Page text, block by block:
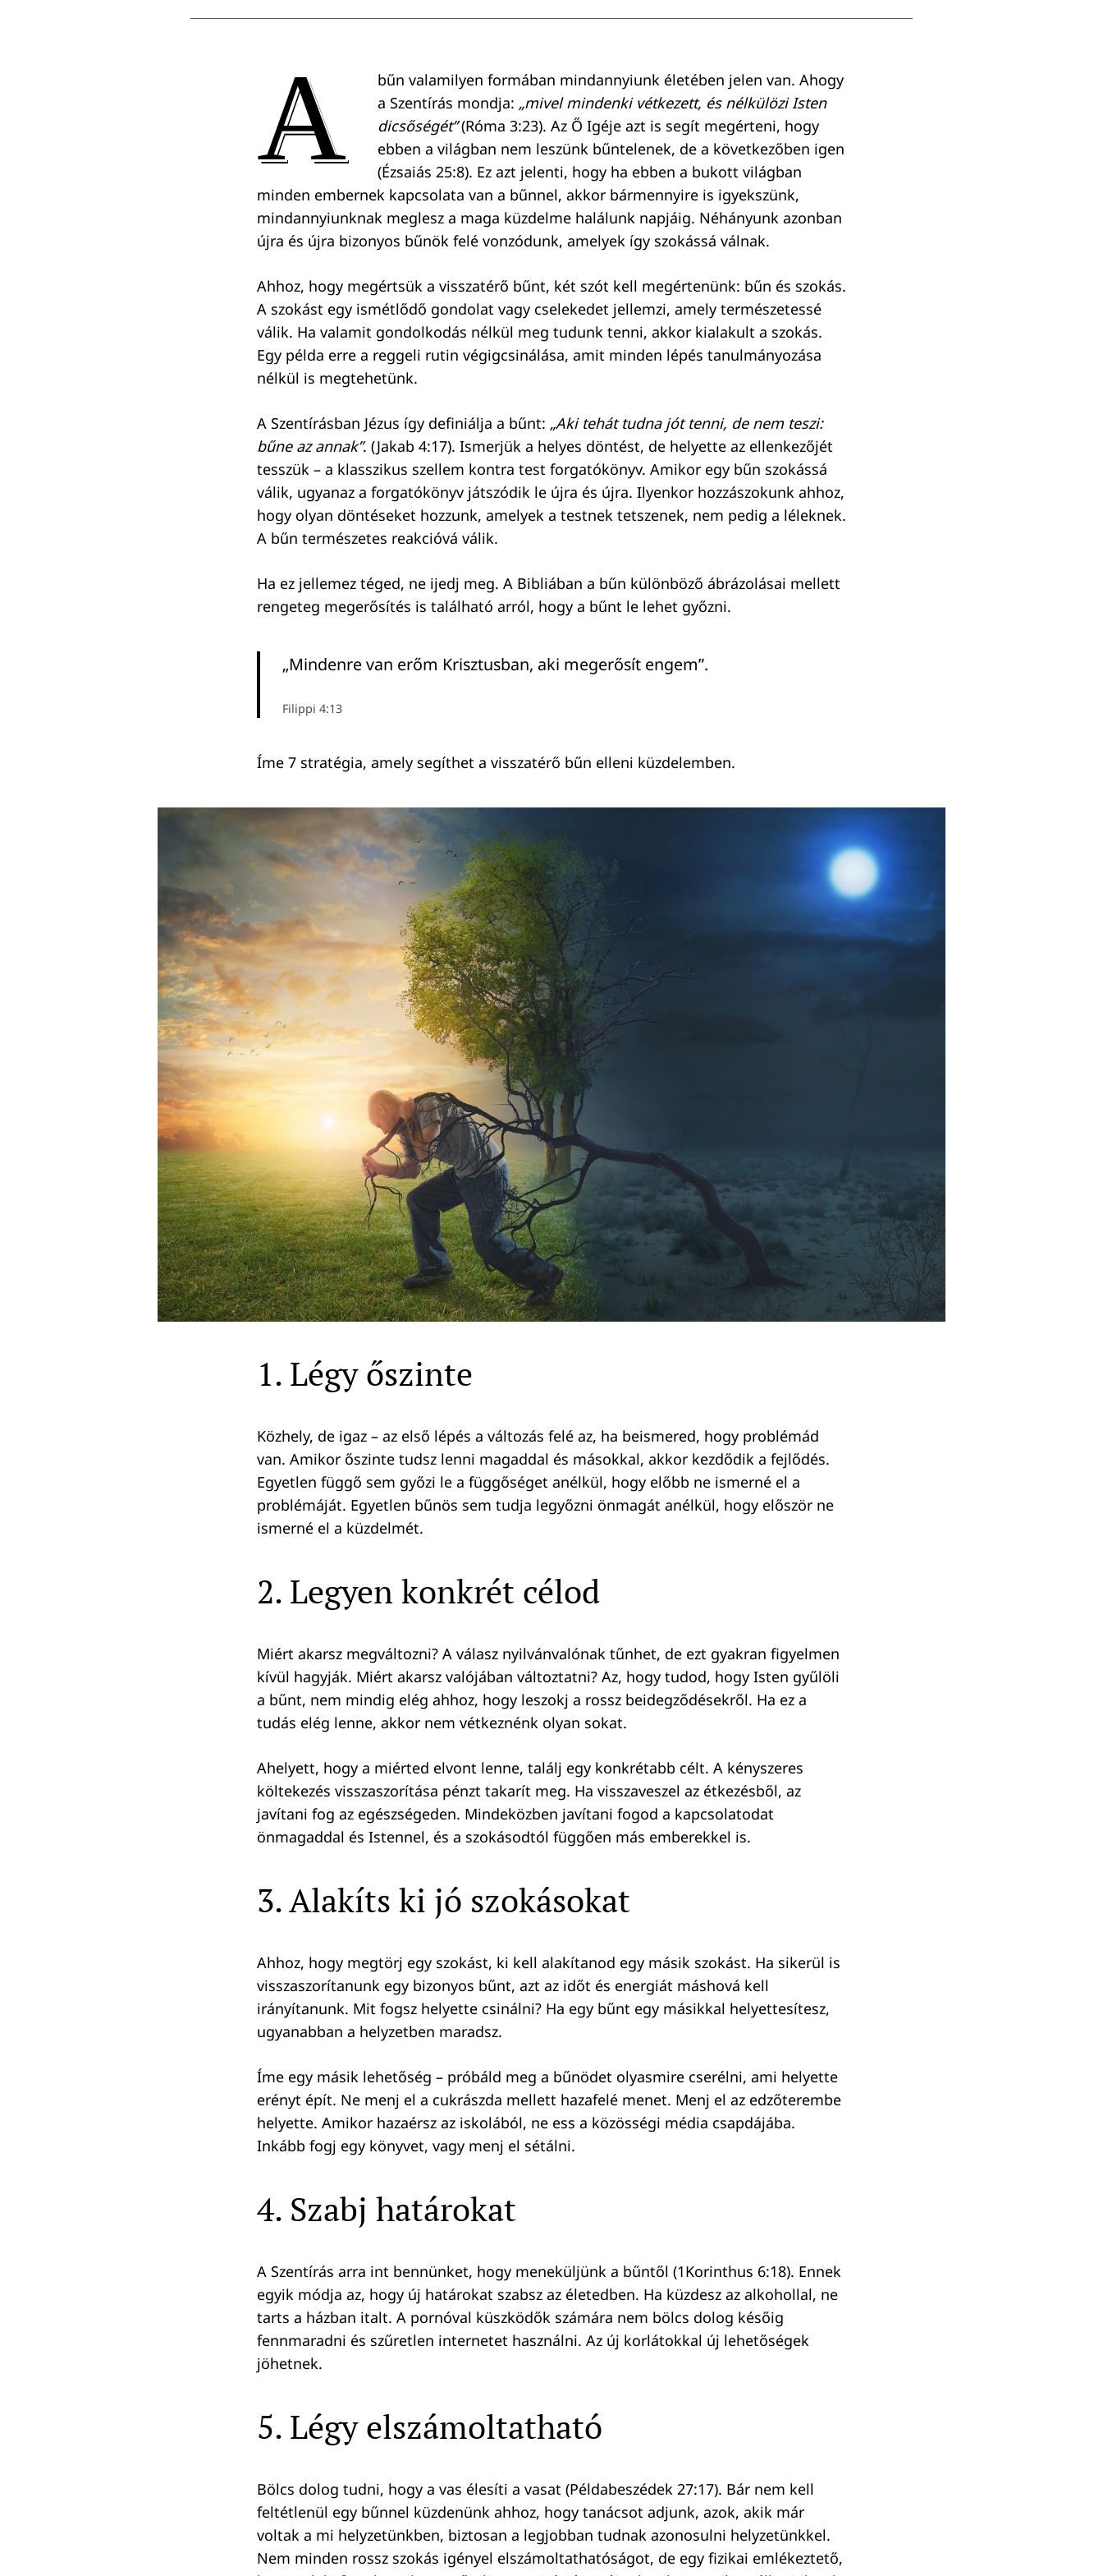
A
bűn valamilyen formában mindannyiunk életében jelen van. Ahogy
a Szentírás mondja: „mivel mindenki vétkezett, és nélkülözi Isten
dicsőségét”(Róma 3:23). Az Ő Igéje azt is segít megérteni, hogy
ebben a világban nem leszünk bűntelenek, de a következőben igen
(Ézsaiás 25:8). Ez azt jelenti, hogy ha ebben a bukott világban
minden embernek kapcsolata van a bűnnel, akkor bármennyire is igyekszünk,
mindannyiunknak meglesz a maga küzdelme halálunk napjáig. Néhányunk azonban
újra és újra bizonyos bűnök felé vonzódunk, amelyek így szokássá válnak.
Ahhoz, hogy megértsük a visszatérő bűnt, két szót kell megértenünk: bűn és szokás.
A szokást egy ismétlődő gondolat vagy cselekedet jellemzi, amely természetessé
válik. Ha valamit gondolkodás nélkül meg tudunk tenni, akkor kialakult a szokás.
Egy példa erre a reggeli rutin végigcsinálása, amit minden lépés tanulmányozása
nélkül is megtehetünk.
A Szentírásban Jézus így definiálja a bűnt: „Aki tehát tudna jót tenni, de nem teszi:
bűne az annak”. (Jakab 4:17). Ismerjük a helyes döntést, de helyette az ellenkezőjét
tesszük – a klasszikus szellem kontra test forgatókönyv. Amikor egy bűn szokássá
válik, ugyanaz a forgatókönyv játszódik le újra és újra. Ilyenkor hozzászokunk ahhoz,
hogy olyan döntéseket hozzunk, amelyek a testnek tetszenek, nem pedig a léleknek.
A bűn természetes reakcióvá válik.
Ha ez jellemez téged, ne ijedj meg. A Bibliában a bűn különböző ábrázolásai mellett
rengeteg megerősítés is található arról, hogy a bűnt le lehet győzni.
„Mindenre van erőm Krisztusban, aki megerősít engem”.
Filippi 4:13
Íme 7 stratégia, amely segíthet a visszatérő bűn elleni küzdelemben.
1. Légy őszinte
Közhely, de igaz – az első lépés a változás felé az, ha beismered, hogy problémád
van. Amikor őszinte tudsz lenni magaddal és másokkal, akkor kezdődik a fejlődés.
Egyetlen függő sem győzi le a függőséget anélkül, hogy előbb ne ismerné el a
problémáját. Egyetlen bűnös sem tudja legyőzni önmagát anélkül, hogy először ne
ismerné el a küzdelmét.
2. Legyen konkrét célod
Miért akarsz megváltozni? A válasz nyilvánvalónak tűnhet, de ezt gyakran figyelmen
kívül hagyják. Miért akarsz valójában változtatni? Az, hogy tudod, hogy Isten gyűlöli
a bűnt, nem mindig elég ahhoz, hogy leszokj a rossz beidegződésekről. Ha ez a
tudás elég lenne, akkor nem vétkeznénk olyan sokat.
Ahelyett, hogy a miérted elvont lenne, találj egy konkrétabb célt. A kényszeres
költekezés visszaszorítása pénzt takarít meg. Ha visszaveszel az étkezésből, az
javítani fog az egészségeden. Mindeközben javítani fogod a kapcsolatodat
önmagaddal és Istennel, és a szokásodtól függően más emberekkel is.
3. Alakíts ki jó szokásokat
Ahhoz, hogy megtörj egy szokást, ki kell alakítanod egy másik szokást. Ha sikerül is
visszaszorítanunk egy bizonyos bűnt, azt az időt és energiát máshová kell
irányítanunk. Mit fogsz helyette csinálni? Ha egy bűnt egy másikkal helyettesítesz,
ugyanabban a helyzetben maradsz.
Íme egy másik lehetőség – próbáld meg a bűnödet olyasmire cserélni, ami helyette
erényt épít. Ne menj el a cukrászda mellett hazafelé menet. Menj el az edzőterembe
helyette. Amikor hazaérsz az iskolából, ne ess a közösségi média csapdájába.
Inkább fogj egy könyvet, vagy menj el sétálni.
4. Szabj határokat
A Szentírás arra int bennünket, hogy meneküljünk a bűntől (1Korinthus 6:18). Ennek
egyik módja az, hogy új határokat szabsz az életedben. Ha küzdesz az alkohollal, ne
tarts a házban italt. A pornóval küszködők számára nem bölcs dolog későig
fennmaradni és szűretlen internetet használni. Az új korlátokkal új lehetőségek
jöhetnek.
5. Légy elszámoltatható
Bölcs dolog tudni, hogy a vas élesíti a vasat (Példabeszédek 27:17). Bár nem kell
feltétlenül egy bűnnel küzdenünk ahhoz, hogy tanácsot adjunk, azok, akik már
voltak a mi helyzetünkben, biztosan a legjobban tudnak azonosulni helyzetünkkel.
Nem minden rossz szokás igényel elszámoltathatóságot, de egy fizikai emlékeztető,
Keresés: